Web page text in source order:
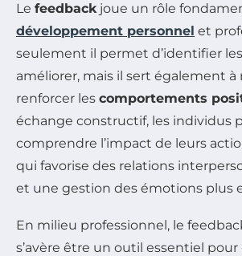
Le feedbackjoue un rôle
développement personnel et
seulement il permet d’identifier
améliorer, mais il sert également à
renforcer les comportements
échange constructif, les individus
comprendre l’impact de leurs
qui favorise des relations
et une gestion des émotions plus
En milieu professionnel, le
s’avère être un outil essentiel